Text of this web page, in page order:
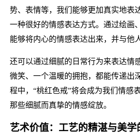
势、表情等，我们能够更加真实地表
一种很好的情感表达方式。通过绘画
能够将内心的情感表达出来，并与他
还可以通过细腻的日常行为来表达情
微笑、一个温暖的拥抱，都能传递出
程中，“桃红色戒”将会成为我们情感
那些细腻而真挚的情感绽放。
艺术价值：工艺的精湛与美学